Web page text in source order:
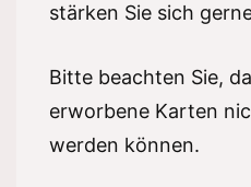
stärken Sie sich
Bitte beachten Sie,
erworbene Karten
werden können.